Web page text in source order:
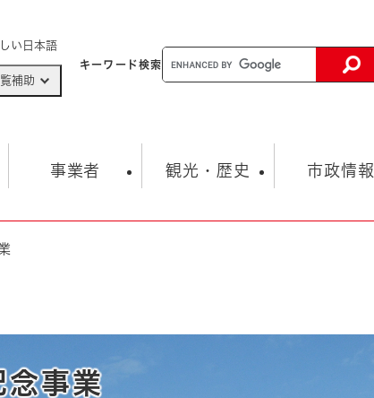
い日本語
補助
キーワード検索
て
生活
事業者
環境 福祉・介護
観光・歴史 市政情報
市の概要
市政 職員採用情報
市役所・施設の案内
事業